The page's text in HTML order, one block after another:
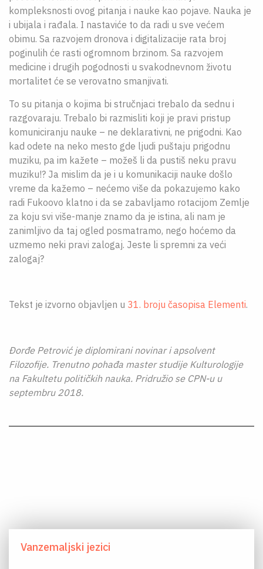
kompleksnosti ovog pitanja i nauke kao pojave. Nauka je
i ubijala i rađala. I nastaviće to da radi u sve većem
obimu. Sa razvojem dronova i digitalizacije rata broj
poginulih će rasti ogromnom brzinom. Sa razvojem
medicine i drugih pogodnosti u svakodnevnom životu
mortalitet će se verovatno smanjivati.
To su pitanja o kojima bi stručnjaci trebalo da sednu i
razgovaraju. Trebalo bi razmisliti koji je pravi pristup
komuniciranju nauke – ne deklarativni, ne prigodni. Kao
kad odete na neko mesto gde ljudi puštaju prigodnu
muziku, pa im kažete – možeš li da pustiš neku pravu
muziku!? Ja mislim da je i u komunikaciji nauke došlo
vreme da kažemo – nećemo više da pokazujemo kako
radi Fukoovo klatno i da se zabavljamo rotacijom Zemlje
za koju svi više-manje znamo da je istina, ali nam je
zanimljivo da taj ogled posmatramo, nego hoćemo da
uzmemo neki pravi zalogaj. Jeste li spremni za veći
zalogaj?
Tekst je izvorno objavljen u 31. broju časopisa Elementi.
Đorđe Petrović je diplomirani novinar i apsolvent
Filozofije. Trenutno pohađa master studije Kulturologije
na Fakultetu političkih nauka. Pridružio se CPN-u u
septembru 2018.
Vanzemaljski jezici